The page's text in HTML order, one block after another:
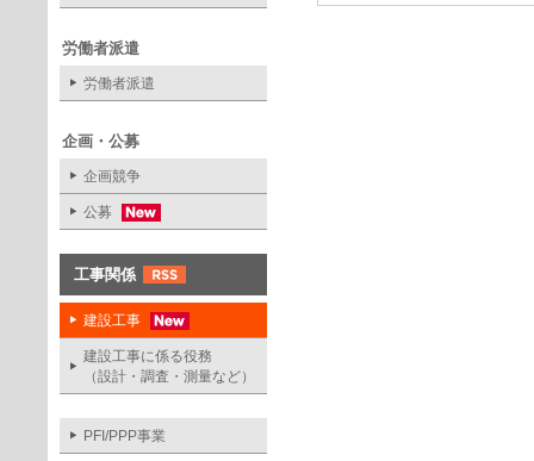
労働者派遣
労働者派遣
企画・公募
企画競争
公募
工事関係
建設工事
建設工事に係る役務
（設計・調査・測量など）
PFI/PPP事業